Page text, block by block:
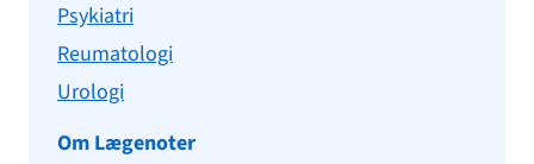
Psykiatri
Reumatologi
Urologi
Om Lægenoter